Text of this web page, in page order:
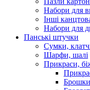
Набори для
Інші
Набори для
Панські штучки
Сумки,
Шарфи, шалі
Прикраси,
Брошки